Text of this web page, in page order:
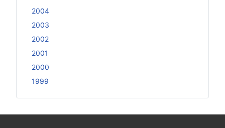
2004
2003
2002
2001
2000
1999